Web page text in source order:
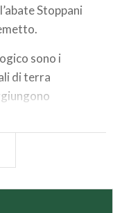
Stoppani
sono i
di terra